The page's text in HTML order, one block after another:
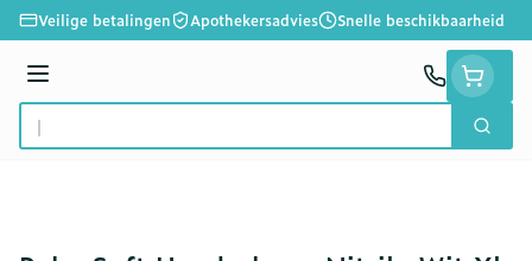
Ga naar de inhoud
Veilige betalingen Apothekersadvies Snelle beschikbaarheid
Menu
Product, merk, categorie...
Zoek